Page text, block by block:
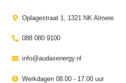
Oplagestraat 1, 1321 NK Almere
088 080 9100
info@audaxenergy.nl
Werkdagen 08.00 - 17.00 uur